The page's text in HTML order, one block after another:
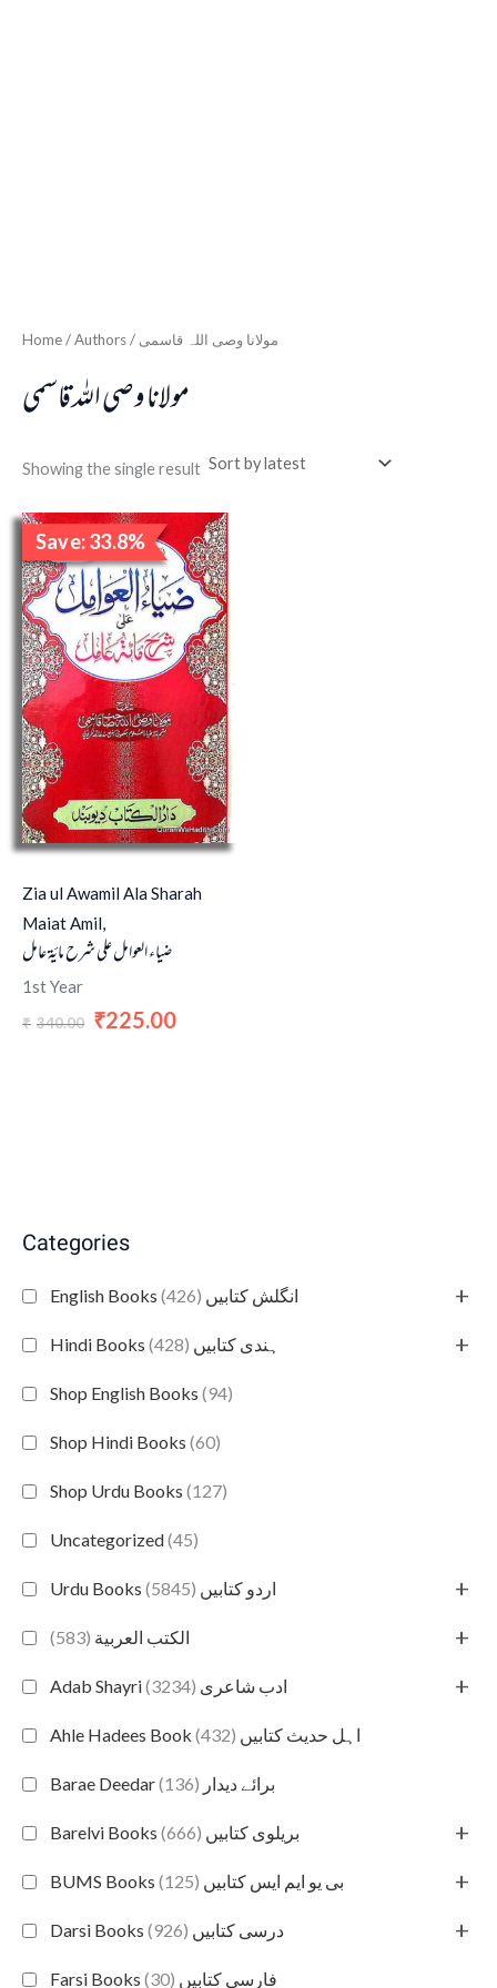
Categories
English Books انگلش کتابیں (426) +
Hindi Books ہندی کتابیں (428) +
Shop English Books (94)
Shop Hindi Books (60)
Shop Urdu Books (127)
Uncategorized(45)
Urdu Books اردو کتابیں (5845) +
الكتب العربية (583) +
Adab Shayri ادب شاعری (3234) +
Ahle Hadees Book اہل حدیث کتابیں (432)
Barae Deedar برائے دیدار (136)
Barelvi Books بریلوی کتابیں (666) +
BUMS Books بی یو ایم ایس کتابیں (125) +
Darsi Books درسی کتابیں (926) +
Farsi Books فارسی کتابیں (30)
Home / Authors / مولانا وصی اللہ قاسمی
مولانا وصی اللہ قاسمی
Showing the single result
Save: 33.8%
Sale!
Zia ul Awamil Ala Sharah
Maiat Amil,
ضیاء العوامل علی شرح ماىٔة عامل
1st Year
₹ 340.00
Original
price
was:
₹340.00.
₹225.00
Current
price
is:
₹225.00.